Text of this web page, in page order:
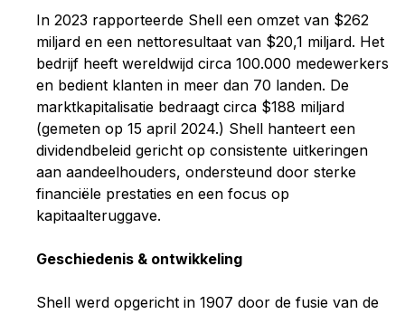
In 2023 rapporteerde Shell een omzet van $262
miljard en een nettoresultaat van $20,1 miljard. Het
bedrijf heeft wereldwijd circa 100.000 medewerkers
en bedient klanten in meer dan 70 landen. De
marktkapitalisatie bedraagt circa $188 miljard
(gemeten op 15 april 2024.) Shell hanteert een
dividendbeleid gericht op consistente uitkeringen
aan aandeelhouders, ondersteund door sterke
financiële prestaties en een focus op
kapitaalteruggave.
Geschiedenis & ontwikkeling
Shell werd opgericht in 1907 door de fusie van de